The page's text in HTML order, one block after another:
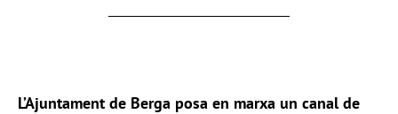
L’Ajuntament de Berga posa en marxa un canal de